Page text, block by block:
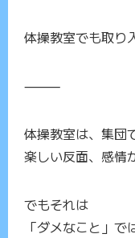
体操教室でも取り
⸻
体操教室は、集団
楽しい反面、感情
でもそれは
「ダメなこと」で